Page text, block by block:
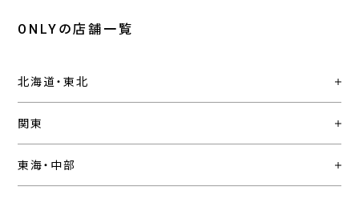
ONLYの店舗一覧
北海道・東北
関東
東海・中部